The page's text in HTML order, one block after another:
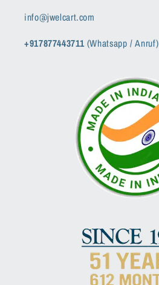
info@jwelcart.com
+917877443711(Whatsapp / Anruf)